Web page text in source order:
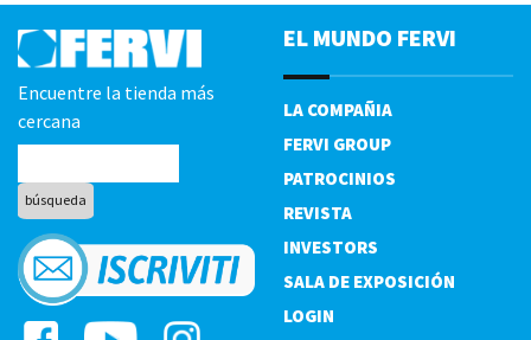
Encuentre la tienda más
cercana
EL MUNDO FERVI
LA COMPAÑIA
FERVI GROUP
PATROCINIOS
REVISTA
INVESTORS
SALA DE EXPOSICIÓN
LOGIN